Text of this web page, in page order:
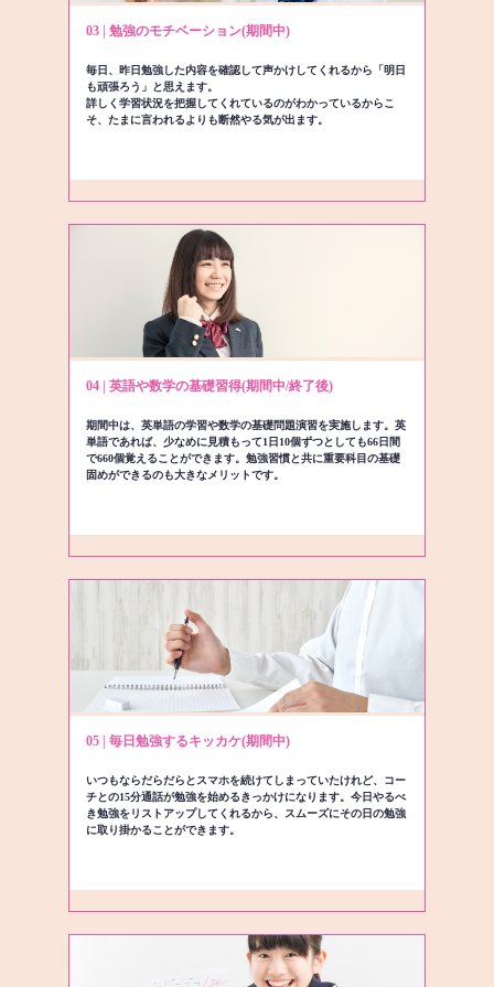
03 | 勉強のモチベーション(期間中)
毎日、昨日勉強した内容を確認して声かけしてくれるから「明日
も頑張ろう」と思えます。
詳しく学習状況を把握してくれているのがわかっているからこ
そ、たまに言われるよりも断然やる気が出ます。
04 | 英語や数学の基礎習得(期間中/終了後)
期間中は、英単語の学習や数学の基礎問題演習を実施します。英
単語であれば、少なめに見積もって1日10個ずつとしても66日間
で660個覚えることができます。勉強習慣と共に重要科目の基礎
固めができるのも大きなメリットです。
05 | 毎日勉強するキッカケ(期間中)
いつもならだらだらとスマホを続けてしまっていたけれど、コー
チとの15分通話が勉強を始めるきっかけになります。今日やるべ
き勉強をリストアップしてくれるから、スムーズにその日の勉強
に取り掛かることができます。